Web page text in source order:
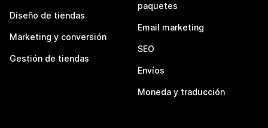
Diseño de tiendas
Marketing y conversión
Gestión de tiendas
paquetes
Email marketing
SEO
Envíos
Moneda y traducción